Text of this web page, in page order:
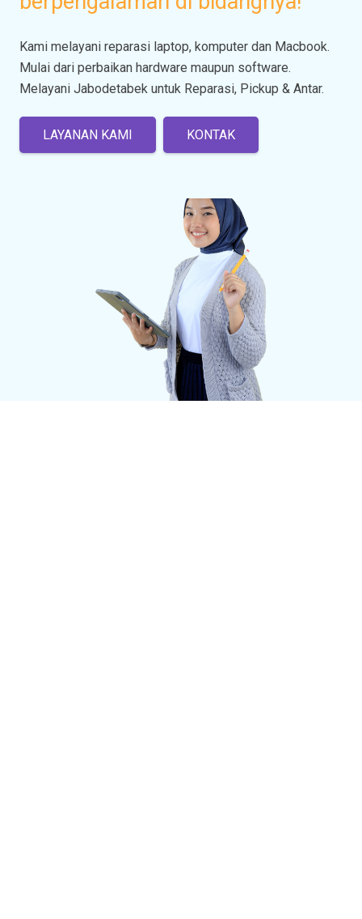
Kami melayani reparasi laptop, komputer dan Macbook.
Mulai dari perbaikan hardware maupun software.
Melayani Jabodetabek untuk Reparasi, Pickup & Antar.
LAYANAN KAMI KONTAK